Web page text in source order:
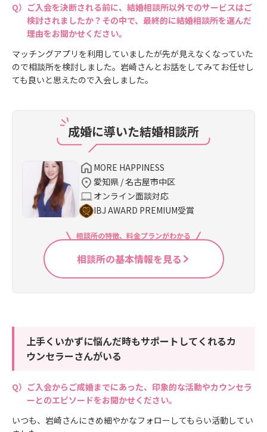
ご入会を決断される前に、結婚相談所以外でのサービスはご
検討されましたか？その中で、最終的に結婚相談所を選んだ
理由をお聞かせください。
マッチングアプリを利用していましたが先が見えなくなっていた
ので相談所を検討しました。岩崎さんとお話をしてみてお任せし
ても良いと思えたので入会しました。
成婚に導いた結婚相談所
MORE HAPPINESS
愛知県 / 名古屋市中区
オンライン面談対応
IBJ AWARD PREMIUM受賞
相談所の特徴、料金プランがわかる
相談所の基本情報を見る
上手くいかずに悩んだ時もサポートしてくれるカ
ウンセラーさんがいる
ご入会からご成婚までにあった、印象的な活動やカウンセラ
ーとのエピソードをお聞かせください。
いつも、岩崎さんにきめ細やかなフォローしてもらい活動してい